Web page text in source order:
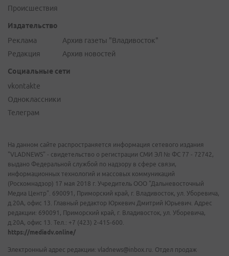
Происшествия
Издательство
Реклама
Редакция
Архив газеты "Владивосток"
Архив новостей
Социальные сети
vkontakte
Одноклассники
Телеграм
На данном сайте распространяется информация сетевого издания
"VLADNEWS" - свидетельство о регистрации СМИ ЭЛ № ФС 77 - 72742,
выдано Федеральной службой по надзору в сфере связи,
информационных технологий и массовых коммуникаций
(Роскомнадзор) 17 мая 2018 г. Учредитель ООО "Дальневосточный
Медиа Центр". 690091, Приморский край, г. Владивосток, ул. Уборевича,
д.20А, офис 13. Главный редактор Юркевич Дмитрий Юрьевич. Адрес
редакции: 690091, Приморский край, г. Владивосток, ул. Уборевича,
д.20А, офис 13. Тел.: +7 (423) 2-415-600.
https://mediadv.online/
Электронный адрес редакции: vladnews@inbox.ru. Отдел продаж